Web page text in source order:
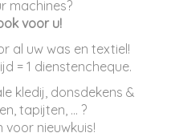
machines?
voor u!
al uw was en textiel!
= 1 dienstencheque.
kledij, donsdekens &
tapijten, ... ?
voor nieuwkuis!